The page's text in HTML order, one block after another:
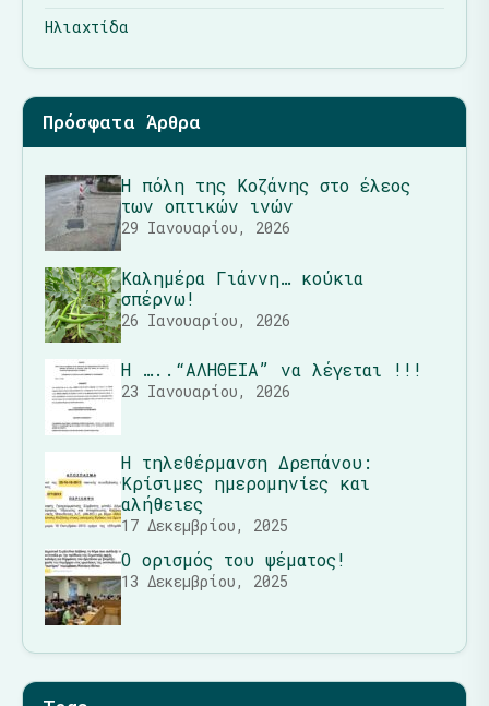
Ηλιαχτίδα
Πρόσφατα Άρθρα
Η πόλη της Κοζάνης στο έλεος
των οπτικών ινών
29 Ιανουαρίου, 2026
Καλημέρα Γιάννη… κούκια
σπέρνω!
26 Ιανουαρίου, 2026
Η …..“ΑΛΗΘΕΙΑ” να λέγεται !!!
23 Ιανουαρίου, 2026
Η τηλεθέρμανση Δρεπάνου:
Κρίσιμες ημερομηνίες και
αλήθειες
17 Δεκεμβρίου, 2025
Ο ορισμός του ψέματος!
13 Δεκεμβρίου, 2025